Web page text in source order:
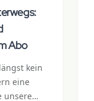
Abo
kein
eine
unsere